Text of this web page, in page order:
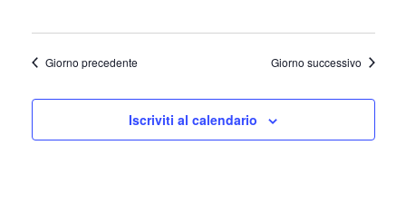
Giorno precedente Giorno successivo
Iscriviti al calendario